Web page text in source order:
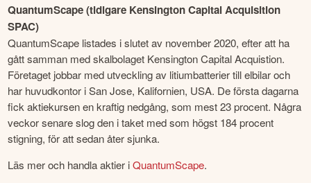
QuantumScape (tidigare Kensington Capital Acquisition
SPAC)
QuantumScape listades i slutet av november 2020, efter att ha
gått samman med skalbolaget Kensington Capital Acquistion.
Företaget jobbar med utveckling av litiumbatterier till elbilar och
har huvudkontor i San Jose, Kalifornien, USA. De första dagarna
fick aktiekursen en kraftig nedgång, som mest 23 procent. Några
veckor senare slog den i taket med som högst 184 procent
stigning, för att sedan åter sjunka.
Läs mer och handla aktier i QuantumScape.